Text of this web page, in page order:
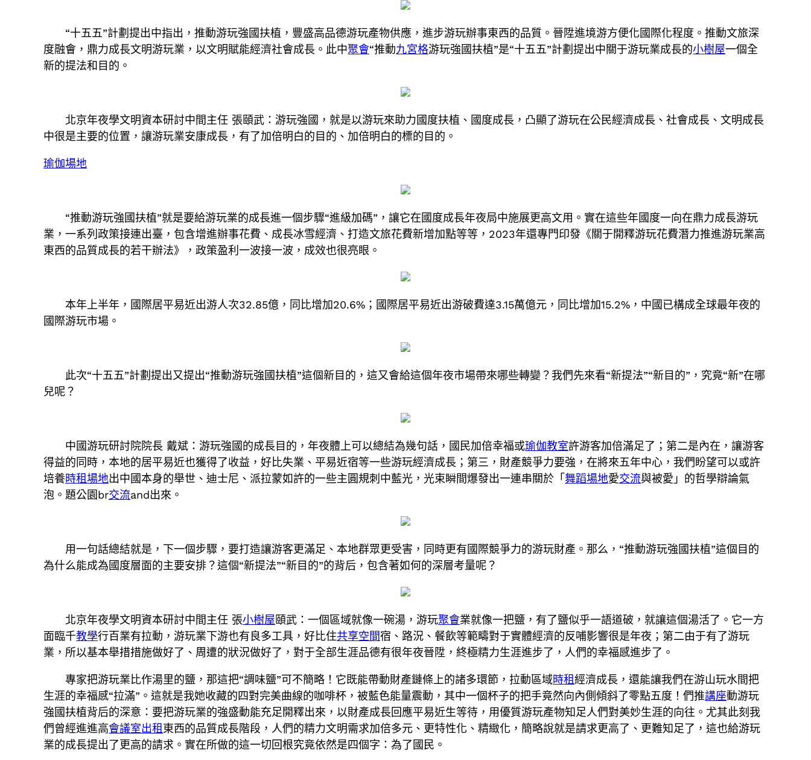
“十五五”計劃提出中指出，推動游玩強國扶植，豐盛高品德游玩產物供應，進步游玩辦事東西的品質。晉陞進境游方便化國際化程度。推動文旅深
度融會，鼎力成長文明游玩業，以文明賦能經濟社會成長。此中聚會“推動九宮格游玩強國扶植”是“十五五”計劃提出中關于游玩業成長的小樹屋一個全
新的提法和目的。
北京年夜學文明資本研討中間主任 張頤武：游玩強國，就是以游玩來助力國度扶植、國度成長，凸顯了游玩在公民經濟成長、社會成長、文明成長
中很是主要的位置，讓游玩業安康成長，有了加倍明白的目的、加倍明白的標的目的。
瑜伽場地
“推動游玩強國扶植”就是要給游玩業的成長進一個步驟“進級加碼”，讓它在國度成長年夜局中施展更高文用。實在這些年國度一向在鼎力成長游玩
業，一系列政策接連出臺，包含增進辦事花費、成長冰雪經濟、打造文旅花費新增加點等等，2023年還專門印發《關于開釋游玩花費潛力推進游玩業高
東西的品質成長的若干辦法》，政策盈利一波接一波，成效也很亮眼。
本年上半年，國際居平易近出游人次32.85億，同比增加20.6%；國際居平易近出游破費達3.15萬億元，同比增加15.2%，中國已構成全球最年夜的
國際游玩市場。
此次“十五五”計劃提出又提出“推動游玩強國扶植”這個新目的，這又會給這個年夜市場帶來哪些轉變？我們先來看“新提法”“新目的”，究竟“新”在哪
兒呢？
中國游玩研討院院長 戴斌：游玩強國的成長目的，年夜體上可以總結為幾句話，國民加倍幸福或瑜伽教室許游客加倍滿足了；第二是內在，讓游客
得益的同時，本地的居平易近也獲得了收益，好比失業、平易近宿等一些游玩經濟成長；第三，財產競爭力要強，在將來五年中心，我們盼望可以或許
培養時租場地出中國本身的舉世、迪士尼、派拉蒙如許的一些主圓規刺中藍光，光束瞬間爆發出一連串關於「 舞蹈場地愛交流與被愛」的哲學辯論氣
泡。題公園br交流and出來。
用一句話總結就是，下一個步驟，要打造讓游客更滿足、本地群眾更受害，同時更有國際競爭力的游玩財產。那么，“推動游玩強國扶植”這個目的
為什么能成為國度層面的主要安排？這個“新提法”“新目的”的背后，包含著如何的深層考量呢？
北京年夜學文明資本研討中間主任 張小樹屋頤武：一個區域就像一碗湯，游玩聚會業就像一把鹽，有了鹽似乎一語道破，就讓這個湯活了。它一方
面臨千教學行百業有拉動，游玩業下游也有良多工具，好比住共享空間宿、路況、餐飲等範疇對于實體經濟的反哺影響很是年夜；第二由于有了游玩
業，所以基本舉措措施做好了、周遭的狀況做好了，對于全部生涯品德有很年夜晉陞，終極精力生涯進步了，人們的幸福感進步了。
專家把游玩業比作湯里的鹽，那這把“調味鹽”可不簡略！它既能帶動財產鏈條上的諸多環節，拉動區域時租經濟成長，還能讓我們在游山玩水間把
生涯的幸福感“拉滿”。這就是我她收藏的四對完美曲線的咖啡杯，被藍色能量震動，其中一個杯子的把手竟然向內側傾斜了零點五度！們推講座動游玩
強國扶植背后的深意：要把游玩業的強盛動能充足開釋出來，以財產成長回應平易近生等待，用優質游玩產物知足人們對美妙生涯的向往。尤其此刻我
們曾經進進高會議室出租東西的品質成長階段，人們的精力文明需求加倍多元、更特性化、精緻化，簡略說就是請求更高了、更難知足了，這也給游玩
業的成長提出了更高的請求。實在所做的這一切回根究竟依然是四個字：為了國民。